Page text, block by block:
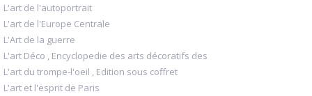
L'art de l'autoportrait
L'art de l'Europe Centrale
L'Art de la guerre
L'art Déco , Encyclopedie des arts décoratifs des
L'art du trompe-l'oeil , Edition sous coffret
L'art et l'esprit de Paris